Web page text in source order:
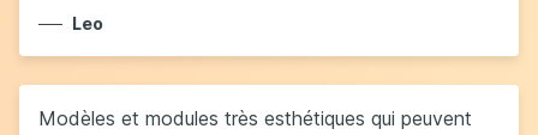
Leo
Modèles et modules très esthétiques qui peuvent